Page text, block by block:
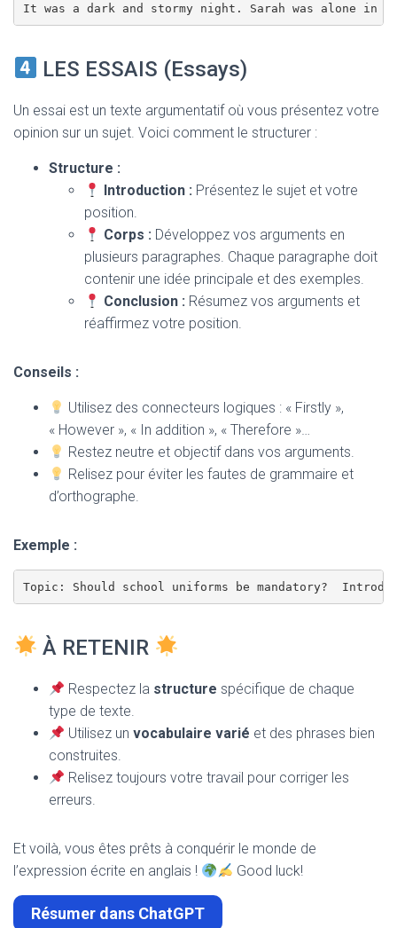
It was a dark and stormy night. Sarah was alone in
LES ESSAIS (Essays)
Un essai est un texte argumentatif où vous présentez votre
opinion sur un sujet. Voici comment le structurer :
Structure :
Introduction : Présentez le sujet et votre
position.
Corps : Développez vos arguments en
plusieurs paragraphes. Chaque paragraphe doit
contenir une idée principale et des exemples.
Conclusion : Résumez vos arguments et
réaffirmez votre position.
Conseils :
Utilisez des connecteurs logiques : « Firstly »,
« However », « In addition », « Therefore »…
Restez neutre et objectif dans vos arguments.
Relisez pour éviter les fautes de grammaire et
d’orthographe.
Exemple :
Topic: Should school uniforms be mandatory?
À RETENIR
Respectez la structure spécifique de chaque
type de texte.
Utilisez unvocabulaire varié et des phrases bien
construites.
Relisez toujours votre travail pour corriger les
erreurs.
Et voilà, vous êtes prêts à conquérir le monde de
l’expression écrite en anglais !
Good luck!
Résumer dans ChatGPT